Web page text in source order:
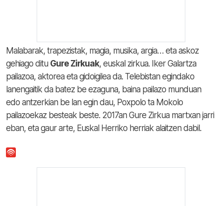
Malabarak, trapezistak, magia, musika, argia… eta askoz
gehiago ditu Gure Zirkuak, euskal zirkua. Iker Galartza
pailazoa, aktorea eta gidoigilea da. Telebistan egindako
lanengaitik da batez be ezaguna, baina pailazo munduan
edo antzerkian be lan egin dau, Poxpolo ta Mokolo
pailazoekaz besteak beste. 2017an Gure Zirkua martxan jarri
eban, eta gaur arte, Euskal Herriko herriak alaitzen dabil.